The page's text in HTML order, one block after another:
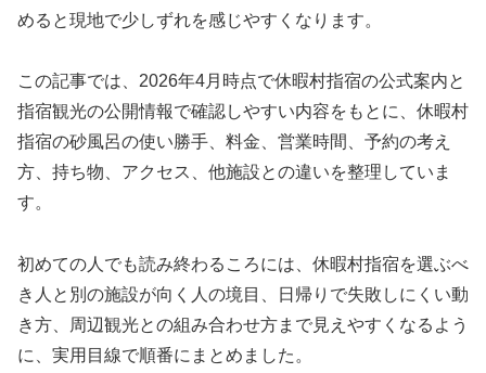
めると現地で少しずれを感じやすくなります。
この記事では、2026年4月時点で休暇村指宿の公式案内と
指宿観光の公開情報で確認しやすい内容をもとに、休暇村
指宿の砂風呂の使い勝手、料金、営業時間、予約の考え
方、持ち物、アクセス、他施設との違いを整理していま
す。
初めての人でも読み終わるころには、休暇村指宿を選ぶべ
き人と別の施設が向く人の境目、日帰りで失敗しにくい動
き方、周辺観光との組み合わせ方まで見えやすくなるよう
に、実用目線で順番にまとめました。